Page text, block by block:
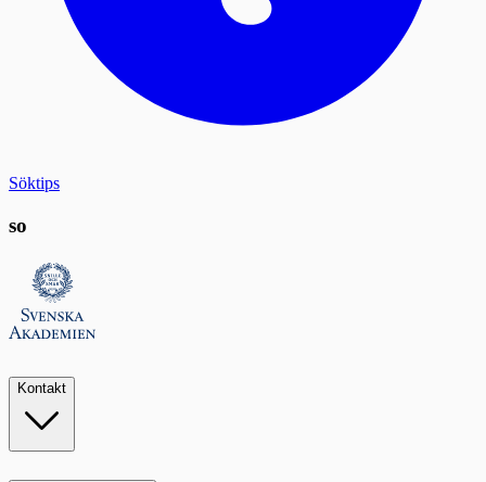
Söktips
so
Kontakt